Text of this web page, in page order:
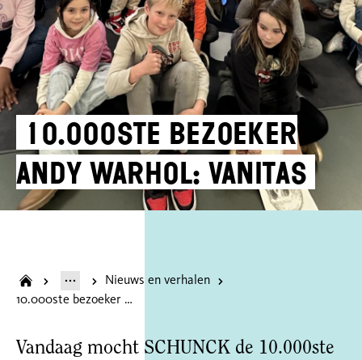
10.000ste bezoeker
Andy Warhol: Vanitas
Nieuws en verhalen
10.000ste bezoeker Andy Warhol: Vanitas
Vandaag mocht SCHUNCK de 10.000ste